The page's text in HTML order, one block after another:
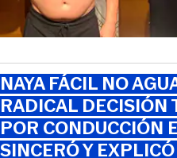
NAYA FÁCIL NO
RADICAL DECISIÓN
POR CONDUCCIÓN
SINCERÓ Y